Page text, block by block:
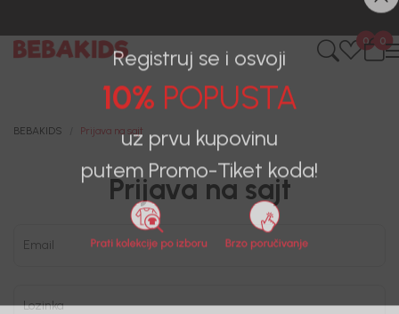
0 0
BEBAKIDS Prijava na sajt
Prijava na sajt
Email
Lozinka
Registruj se i osvoji
10% POPUSTA
uz prvu kupovinu
putem Promo-Tiket koda!